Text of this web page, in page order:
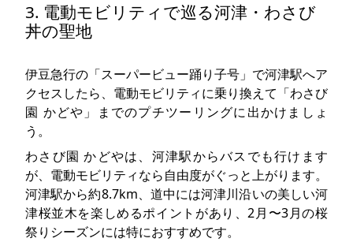
3. 電動モビリティで巡る河津・わさび
丼の聖地
伊豆急行の「スーパービュー踊り子号」で河津駅へア
クセスしたら、電動モビリティに乗り換えて「わさび
園 かどや」までのプチツーリングに出かけましょ
う。
わさび園 かどやは、河津駅からバスでも行けます
が、電動モビリティなら自由度がぐっと上がります。
河津駅から約8.7km、道中には河津川沿いの美しい河
津桜並木を楽しめるポイントがあり、2月〜3月の桜
祭りシーズンには特におすすめです。